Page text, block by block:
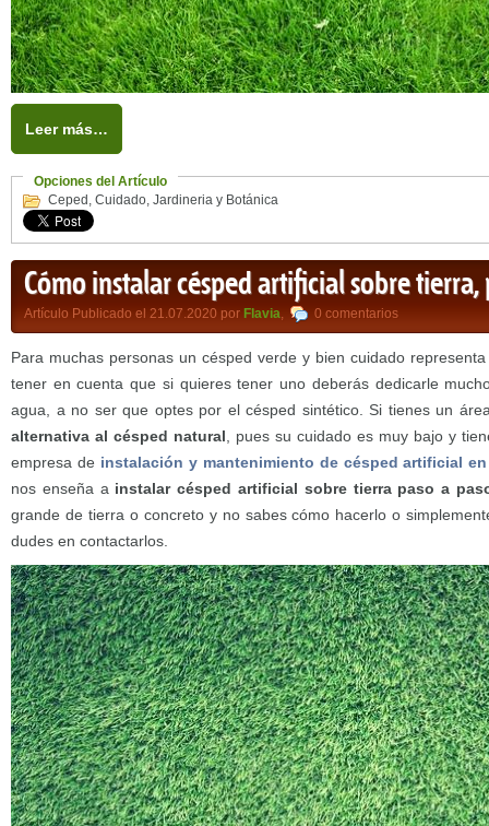
Leer más…
Opciones del Artículo
Ceped , Cuidado, Jardineria y Botánica
Cómo instalar césped artificial sobre tierra,
Artículo Publicado el 21.07.2020 por Flavia, 0 comentarios
Para muchas personas un césped verde y bien cuidado
tener en cuenta que si quieres tener uno deberás dedicarle
agua, a no ser que optes por el césped sintético. Si tienes un
alternativa al césped natural , pues su cuidado es muy bajo y
empresa de instalación y mantenimiento de césped artificial en
nos enseña a instalar césped artificial sobre tierra paso a
grande de tierra o concreto y no sabes cómo hacerlo o
dudes en contactarlos.